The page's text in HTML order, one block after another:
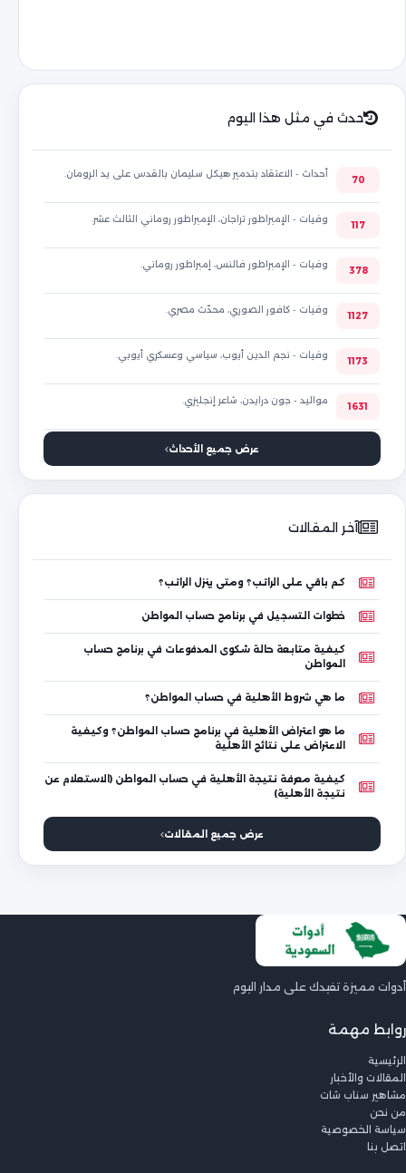
حدث في مثل هذا اليوم
70
أحداث - الاعتقاد بتدمير هيكل سليمان بالقدس على يد الرومان.
117
وفيات - الإمبراطور تراجان، الإمبراطور روماني الثالث عشر.
378
وفيات - الإمبراطور فالنس، إمبراطور روماني.
1127
وفيات - كافور الصوري، محدّث مصري.
1173
وفيات - نجم الدين أيوب، سياسي وعسكري أيوبي.
1631
مواليد - جون درايدن، شاعر إنجليزي.
عرض جميع الأحداث
آخر المقالات
كم باقي على الراتب؟ ومتى ينزل الراتب؟
خطوات التسجيل في برنامج حساب المواطن
كيفية متابعة حالة شكوى المدفوعات في برنامج حساب
المواطن
ما هي شروط الأهلية في حساب المواطن؟
ما هو اعتراض الأهلية في برنامج حساب المواطن؟ وكيفية
الاعتراض على نتائج الأهلية
كيفية معرفة نتيجة الأهلية في حساب المواطن (الاستعلام عن
نتيجة الأهلية)
عرض جميع المقالات
أدوات مميزة تفيدك على مدار اليوم
روابط مهمة
الرئيسية
المقالات والأخبار
مشاهير سناب شات
من نحن
سياسة الخصوصية
اتصل بنا